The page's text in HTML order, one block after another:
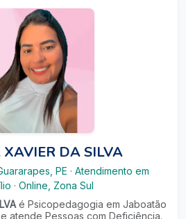
DA SILVA
PE · Atendimento em
· Online, Zona Sul
é Psicopedagogia em Jaboatão
atende Pessoas com Deficiência.